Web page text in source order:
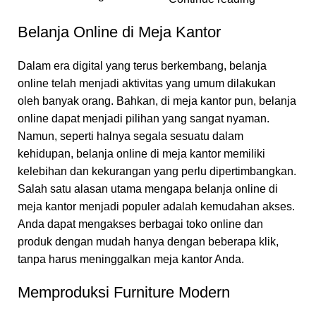
Belanja Online di Meja Kantor
Dalam era digital yang terus berkembang, belanja
online telah menjadi aktivitas yang umum dilakukan
oleh banyak orang. Bahkan, di meja kantor pun, belanja
online dapat menjadi pilihan yang sangat nyaman.
Namun, seperti halnya segala sesuatu dalam
kehidupan, belanja online di meja kantor memiliki
kelebihan dan kekurangan yang perlu dipertimbangkan.
Salah satu alasan utama mengapa belanja online di
meja kantor menjadi populer adalah kemudahan akses.
Anda dapat mengakses berbagai toko online dan
produk dengan mudah hanya dengan beberapa klik,
tanpa harus meninggalkan meja kantor Anda.
Memproduksi Furniture Modern